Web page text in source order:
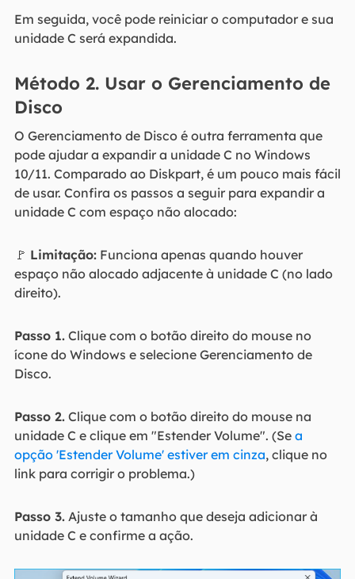
Em seguida, você pode reiniciar o computador e sua
unidade C será expandida.
Método 2. Usar o Gerenciamento de
Disco
O Gerenciamento de Disco é outra ferramenta que
pode ajudar a expandir a unidade C no Windows
10/11. Comparado ao Diskpart, é um pouco mais fácil
de usar. Confira os passos a seguir para expandir a
unidade C com espaço não alocado:
🚩 Limitação:Funciona apenas quando houver
espaço não alocado adjacente à unidade C (no lado
direito).
Passo 1.Clique com o botão direito do mouse no
ícone do Windows e selecione Gerenciamento de
Disco.
Passo 2.Clique com o botão direito do mouse na
unidade C e clique em "Estender Volume". (Se a
opção 'Estender Volume' estiver em cinza, clique no
link para corrigir o problema.)
Passo 3.Ajuste o tamanho que deseja adicionar à
unidade C e confirme a ação.